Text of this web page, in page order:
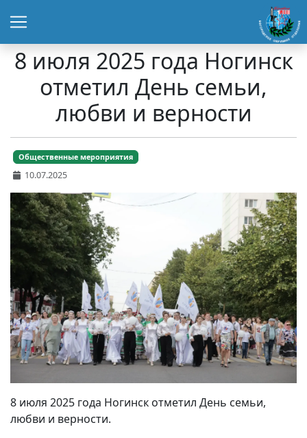
8 июля 2025 года Ногинск
отметил День семьи,
любви и верности
Общественные мероприятия
10.07.2025
8 июля 2025 года Ногинск отметил День семьи,
любви и верности.